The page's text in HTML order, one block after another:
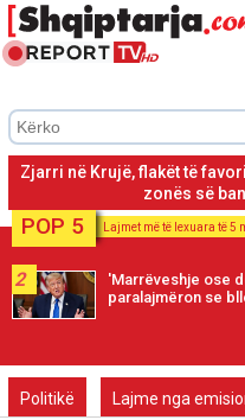
Banori në Krujë: Deri tani
të tjera pa
POP 5 Lajmet më të lexuara të 5
2
'Marrëveshje ose
paralajmëron se
Politikë Lajme nga